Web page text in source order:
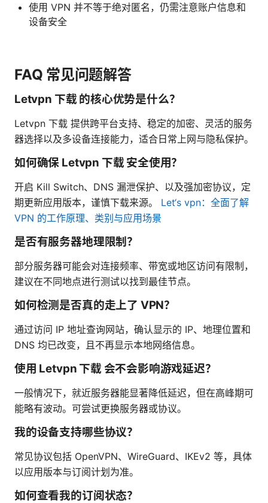
使用 VPN 并不等于绝对匿名，仍需注意账户信息和
设备安全
FAQ 常见问题解答
Letvpn 下载 的核心优势是什么？
Letvpn 下载 提供跨平台支持、稳定的加密、灵活的服务
器选择以及多设备连接能力，适合日常上网与隐私保护。
如何确保 Letvpn 下载 安全使用？
开启 Kill Switch、DNS 漏泄保护、以及强加密协议，定
期更新应用版本，谨慎下载来源。 Let‘s vpn：全面了解
VPN 的工作原理、类别与应用场景
是否有服务器地理限制？
部分服务器可能会对连接频率、带宽或地区访问有限制，
建议在不同地点进行测试以找到最佳节点。
如何检测是否真的走上了 VPN？
通过访问 IP 地址查询网站，确认显示的 IP、地理位置和
DNS 均已改变，且不再显示本地网络信息。
使用 Letvpn 下载 会不会影响游戏延迟？
一般情况下，就近服务器能显著降低延迟，但在高峰期可
能略有波动。可尝试更换服务器或协议。
我的设备支持哪些协议？
常见协议包括 OpenVPN、WireGuard、IKEv2 等，具体
以应用版本与订阅计划为准。
如何查看我的订阅状态？